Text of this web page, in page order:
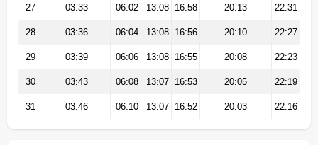
27 03:33 06:02 13:08 16:58 20:13 22:31
28 03:36 06:04 13:08 16:56 20:10 22:27
29 03:39 06:06 13:08 16:55 20:08 22:23
30 03:43 06:08 13:07 16:53 20:05 22:19
31 03:46 06:10 13:07 16:52 20:03 22:16